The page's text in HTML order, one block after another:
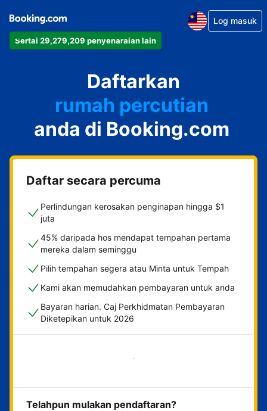
Sertai 29,279,209 penyenaraian lain
Log masuk
Daftarkan
apartmen
hotel
rumah percutian
rumah tamu
penginapan dan sarapan
anda di Booking.com
Daftar secara percuma
Perlindungan kerosakan penginapan hingga $1
juta
45% daripada hos mendapat tempahan pertama
mereka dalam seminggu
Pilih tempahan segera atau Minta untuk Tempah
Kami akan memudahkan pembayaran untuk anda
Bayaran harian. Caj Perkhidmatan Pembayaran
Diketepikan untuk 2026
Mulakan sekarang
Telahpun mulakan pendaftaran?